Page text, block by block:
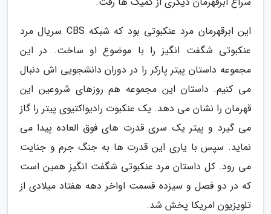
این ابرقهرمان مرد عنکبوتی بود که شبکه CBS سریال مرد
عنکبوتی شگفت انگیز را با موضوع او ساخت. در این
مجموعه داستان پیتر پارکر را در دوران دانشجویی اش دنبال
می کنیم. داستان این مجموعه هم روزهای شروعین این
قهرمان را نشان می دهد. یک عنکبوت رادیواکتیوی پیتر را گاز
می گیرد و پیتر یک سری قدرت های فوق العاده پیدا می
نماید. سپس با یاری این قدرت ها به جنگ جرم و جنایت
می رود. کل داستان مرد عنکبوتی شگفت انگیز همین است
که در دو فصل و سیزده قسمت اواخر دهه هفتاد میلادی از
تلویزیون امریکا پخش شد.